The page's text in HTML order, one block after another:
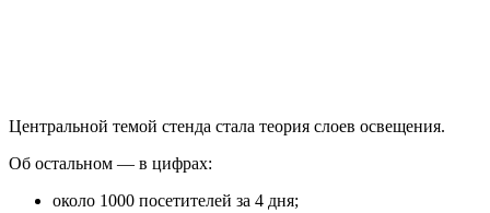
Центральной темой стенда стала теория слоев освещения.
Об остальном — в цифрах:
около 1000 посетителей за 4 дня;